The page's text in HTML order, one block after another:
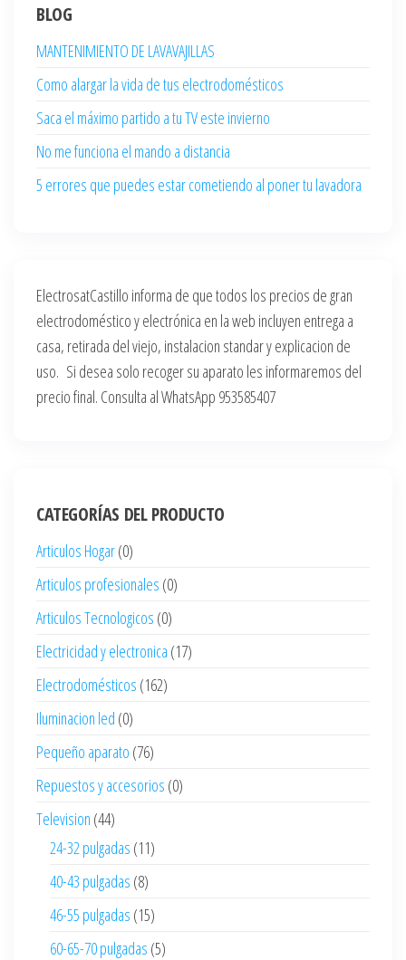
BLOG
MANTENIMIENTO DE LAVAVAJILLAS
Como alargar la vida de tus electrodomésticos
Saca el máximo partido a tu TV este invierno
No me funciona el mando a distancia
5 errores que puedes estar cometiendo al poner tu lavadora
ElectrosatCastillo informa de que todos los precios de gran
electrodoméstico y electrónica en la web incluyen entrega a
casa, retirada del viejo, instalacion standar y explicacion de
uso. Si desea solo recoger su aparato les informaremos del
precio final. Consulta al WhatsApp 953585407
CATEGORÍAS DEL PRODUCTO
Articulos Hogar(0)
Articulos profesionales (0)
Articulos Tecnologicos (0)
Electricidad y electronica (17)
Electrodomésticos (162)
Iluminacion led (0)
Pequeño aparato (76)
Repuestos y accesorios (0)
Television (44)
24-32 pulgadas (11)
40-43 pulgadas (8)
46-55 pulgadas (15)
60-65-70 pulgadas (5)